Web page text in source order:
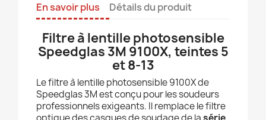
En savoir plus Détails du produit
Filtre à lentille photosensible
Speedglas 3M 9100X, teintes 5
et 8-13
Le filtre à lentille photosensible 9100X de
Speedglas 3M est conçu pour les soudeurs
professionnels exigeants. Il remplace le filtre